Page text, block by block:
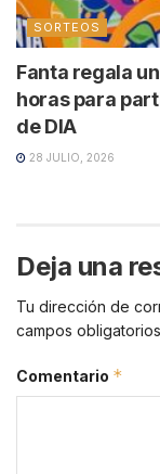
SORTEOS
Fanta regala
horas para
de DIA
28 JULIO, 2026
Deja una
Tu dirección de
campos
Comentario *